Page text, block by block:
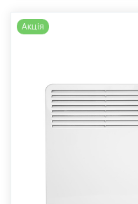
Акція